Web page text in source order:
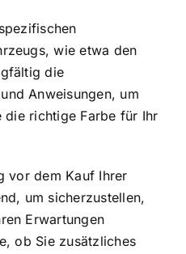
wie etwa den
die
Anweisungen, um
die richtige Farbe für Ihr
vor dem Kauf Ihrer
um sicherzustellen,
Erwartungen
ob Sie zusätzliches